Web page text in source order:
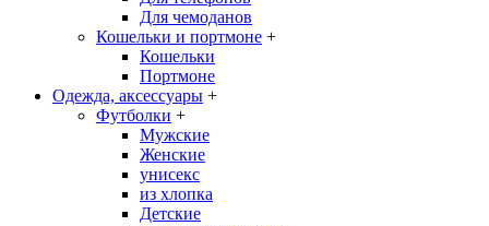
Для чемоданов
Кошельки и портмоне +
Кошельки
Портмоне
Одежда, аксессуары +
Футболки +
Мужские
Женские
унисекс
из хлопка
Детские